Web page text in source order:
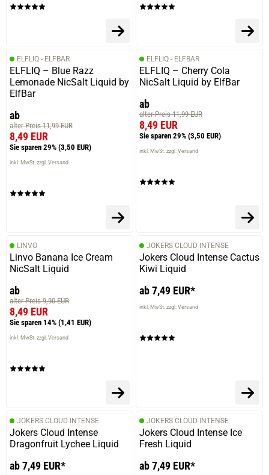
ELFLIQ - ELFBAR
ELFLIQ – Blue Razz
Lemonade NicSalt Liquid by
ElfBar
ab
alter Preis 11,99 EUR
8,49 EUR
Sie sparen 29% (3,50 EUR)
inkl. MwSt. zzgl. Versand
ELFLIQ - ELFBAR
ELFLIQ – Cherry Cola
NicSalt Liquid by ElfBar
ab
alter Preis 11,99 EUR
8,49 EUR
Sie sparen 29% (3,50 EUR)
inkl. MwSt. zzgl. Versand
LINVO
Linvo Banana Ice Cream
NicSalt Liquid
ab
alter Preis 9,90 EUR
8,49 EUR
Sie sparen 14% (1,41 EUR)
inkl. MwSt. zzgl. Versand
JOKERS CLOUD INTENSE
Jokers Cloud Intense Cactus
Kiwi Liquid
ab 7,49 EUR*
inkl. MwSt. zzgl. Versand
JOKERS CLOUD INTENSE
Jokers Cloud Intense
Dragonfruit Lychee Liquid
ab 7,49 EUR*
JOKERS CLOUD INTENSE
Jokers Cloud Intense Ice
Fresh Liquid
ab 7,49 EUR*